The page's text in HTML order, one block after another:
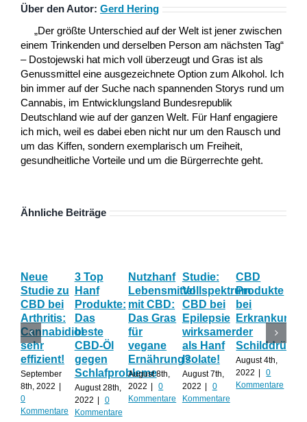
Über den Autor: Gerd Hering
„Der größte Unterschied auf der Welt ist jener zwischen
einem Trinkenden und derselben Person am nächsten Tag“
– Dostojewski hat mich voll überzeugt und Gras ist als
Genussmittel eine ausgezeichnete Option zum Alkohol. Ich
bin immer auf der Suche nach spannenden Storys rund um
Cannabis, im Entwicklungsland Bundesrepublik
Deutschland wie auf der ganzen Welt. Für Hanf engagiere
ich mich, weil es dabei eben nicht nur um den Rausch und
um das Kiffen, sondern exemplarisch um Freiheit,
gesundheitliche Vorteile und um die Bürgerrechte geht.
Ähnliche Beiträge
Neue
Studie zu
CBD bei
Arthritis:
Cannabidiol
sehr
effizient!
September
8th, 2022
0
Kommentare
3 Top
Hanf
Produkte:
Das
beste
CBD-Öl
gegen
Schlafprobleme
August 28th,
2022
0
Kommentare
Nutzhanf
Lebensmittel
mit CBD:
Das Gras
für
vegane
Ernährung?
August 8th,
2022
0
Kommentare
Studie:
Vollspektrum
CBD bei
Epilepsie
wirksamer
als Hanf
Isolate!
August 7th,
2022
0
Kommentare
CBD
Produkte
bei
der
Schilddrüse
August 4th,
2022
0
Kommentare